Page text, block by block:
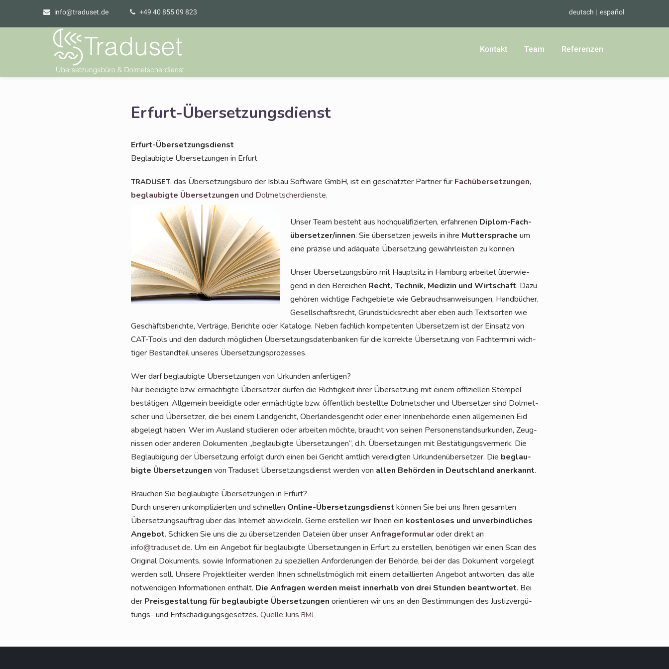
info@traduset.de +49 40 855 09 823 deutsch español
Kontakt Team Referenzen
Erfurt-Übersetzungsdienst
Erfurt-Über­set­zungs­dienst
Beglau­big­te Über­set­zun­gen in Erfurt
TRADUSET, das Über­set­zungs­bü­ro der Isblau Soft­ware GmbH, ist ein geschätz­ter Part­ner für Fach­über­set­zun­gen,
beglau­big­te Über­set­zun­gen und Dol­met­scher­diens­te.
Unser Team besteht aus hoch­qua­li­fi­zier­ten, erfah­re­nen Diplom-Fach­
über­set­zer/in­nen. Sie über­set­zen jeweils in ihre Mut­ter­spra­che um
eine prä­zi­se und adäqua­te Über­set­zung gewähr­leis­ten zu können.
Unser Über­set­zungs­bü­ro mit Haupt­sitz in Ham­burg arbei­tet über­wie­
gend in den Berei­chen Recht, Tech­nik, Medi­zin und Wirt­schaft. Dazu
gehö­ren wich­ti­ge Fach­ge­bie­te wie Gebrauchs­an­wei­sun­gen, Hand­bü­cher,
Gesell­schafts­recht, Grund­stücks­recht aber eben auch Text­sor­ten wie
Geschäfts­be­rich­te, Ver­trä­ge, Berich­te oder Kata­lo­ge. Neben fach­lich kom­pe­ten­ten Über­set­zern ist der Ein­satz von
CAT-Tools und den dadurch mög­li­chen Über­set­zungs­da­ten­ban­ken für die kor­rek­te Über­set­zung von Fach­ter­mi­ni wich­
ti­ger Bestand­teil unse­res Übersetzungsprozesses.
Wer darf beglau­big­te Über­set­zun­gen von Urkun­den anfertigen?
Nur beei­dig­te bzw. ermäch­tig­te Über­set­zer dür­fen die Rich­tig­keit ihrer Über­set­zung mit einem offi­zi­el­len Stem­pel
bestä­ti­gen. All­ge­mein beei­dig­te oder ermäch­tig­te bzw. öffent­lich bestell­te Dol­met­scher und Über­set­zer sind Dol­met­
scher und Über­set­zer, die bei einem Land­ge­richt, Ober­lan­des­ge­richt oder einer Innen­be­hör­de einen all­ge­mei­nen Eid
abge­legt haben. Wer im Aus­land stu­die­ren oder arbei­ten möch­te, braucht von sei­nen Per­so­nen­stand­sur­kun­den, Zeug­
nis­sen oder ande­ren Doku­men­ten „beglau­big­te Über­set­zun­gen“, d.h. Über­set­zun­gen mit Bestä­ti­gungs­ver­merk. Die
Beglau­bi­gung der Über­set­zung erfolgt durch einen bei Gericht amt­lich ver­ei­dig­ten Urkun­den­über­set­zer. Die beglau­
big­te Über­set­zun­gen von Tra­du­set Über­set­zungs­dienst wer­den von allen Behör­den in Deutsch­land aner­kannt.
Brau­chen Sie beglau­big­te Über­set­zun­gen in Erfurt?
Durch unse­ren unkom­pli­zier­ten und schnel­len Online-Über­set­zungs­dienst kön­nen Sie bei uns Ihren gesam­ten
Über­set­zungs­auf­trag über das Inter­net abwi­ckeln. Ger­ne erstel­len wir Ihnen ein kos­ten­lo­ses und unver­bind­li­ches
Ange­bot. Schi­cken Sie uns die zu über­set­zen­den Datei­en über unserAnfra­ge­for­mu­laroder direkt an
info@traduset.de. Um ein Ange­bot für beglau­big­te Über­set­zun­gen in Erfurt zu erstel­len, benö­ti­gen wir einen Scan des
Ori­gi­nal Doku­ments, sowie Infor­ma­tio­nen zu spe­zi­el­len Anfor­de­run­gen der Behör­de, bei der das Doku­ment vor­ge­legt
wer­den soll. Unse­re Pro­jekt­lei­ter wer­den Ihnen schnellst­mög­lich mit einem detail­lier­ten Ange­bot ant­wor­ten, das alle
not­wen­di­gen Infor­ma­tio­nen ent­hält. Die Anfra­gen wer­den meist inner­halb von drei Stun­den beant­wor­tet. Bei
der Preis­ge­stal­tung für beglau­big­te Über­set­zun­gen ori­en­tie­ren wir uns an den Bestim­mun­gen des Jus­tiz­ver­gü­
tungs- und Ent­schä­di­gungs­ge­set­zes. Quelle:Juris BMJ